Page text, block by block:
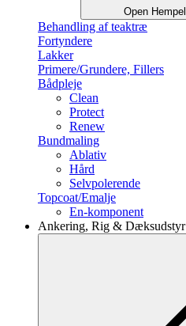
Open Hempel
Behandling af teaktræ
Fortyndere
Lakker
Primere/Grundere, Fillers
Bådpleje
Clean
Protect
Renew
Bundmaling
Ablativ
Hård
Selvpolerende
Topcoat/Emalje
En-komponent
Ankering, Rig & Dæksudstyr